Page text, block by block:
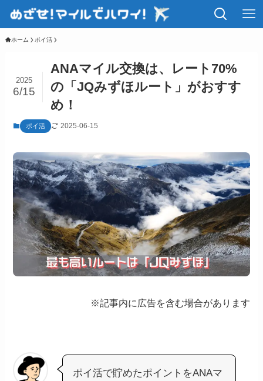
ホーム ポイ活
ANAマイル交換は、レート70%
の「JQみずほルート」がおすす
め！
2025
6/15
ポイ活 2025-06-15
※記事内に広告を含む場合があります
ポイ活で貯めたポイントをANAマ